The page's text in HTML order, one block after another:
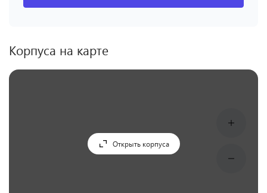
Корпуса на карте
Открыть корпуса